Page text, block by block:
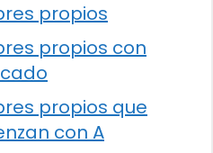
propios
propios con
propios que
con A